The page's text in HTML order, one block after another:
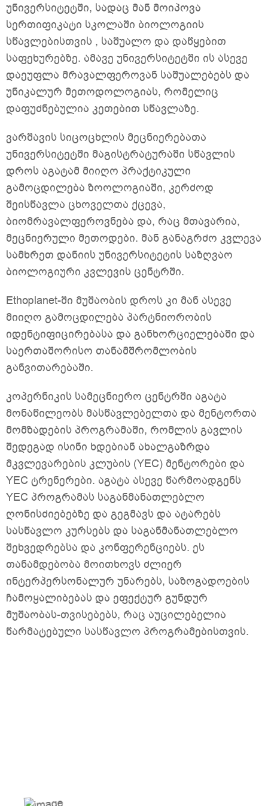
უნივერსიტეტში, სადაც მან მოიპოვა
სერთიფიკატი სკოლაში ბიოლოგიის
სწავლებისთვის , საშუალო და დაწყებით
საფეხურებზე. ამავე უნივერსიტეტში ის ასევე
დაეუფლა მრავალფეროვან საშუალებებს და
უნიკალურ მეთოდოლოგიას, რომელიც
დაფუძნებულია კეთებით სწავლაზე.
ვარშავის სიცოცხლის მეცნიერებათა
უნივერსიტეტში მაგისტრატურაში სწავლის
დროს აგატამ მიიღო პრაქტიკული
გამოცდილება ზოოლოგიაში, კერძოდ
შეისწავლა ცხოველთა ქცევა,
ბიომრავალფეროვნება და, რაც მთავარია,
მეცნიერული მეთოდები. მან განაგრძო კვლევა
სამხრეთ დანიის უნივერსიტეტის საზღვაო
ბიოლოგიური კვლევის ცენტრში.
Ethoplanet-ში მუშაობის დროს კი მან ასევე
მიიღო გამოცდილება პარტნიორობის
იდენტიფიცირებასა და განხორციელებაში და
საერთაშორისო თანამშრომლობის
განვითარებაში.
კოპერნიკის სამეცნიერო ცენტრში აგატა
მონაწილეობს მასწავლებელთა და მენტორთა
მომზადების პროგრამაში, რომლის გავლის
შედეგად ისინი ხდებიან ახალგაზრდა
მკვლევარების კლუბის (YEC) მენტორები და
YEC ტრენერები. აგატა ასევე წარმოადგენს
YEC პროგრამას საგანმანათლებლო
ღონისძიებებზე და გეგმავს და ატარებს
სასწავლო კურსებს და საგანმანათლებლო
შეხვედრებსა და კონფერენციებს. ეს
თანამდებობა მოითხოვს ძლიერ
ინტერპერსონალურ უნარებს, საზოგადოების
ჩამოყალიბებას და ეფექტურ გუნდურ
მუშაობას-თვისებებს, რაც აუცილებელია
წარმატებული სასწავლო პროგრამებისთვის.